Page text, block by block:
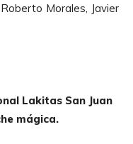
Morales, Javier
Lakitas San Juan
mágica.